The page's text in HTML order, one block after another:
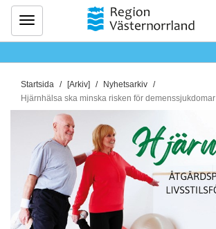
Meny
D
u
r
:
Startsida [Arkiv]
Nyhetsarkiv
Hjärnhälsa ska minska risken för demenssjukdomar